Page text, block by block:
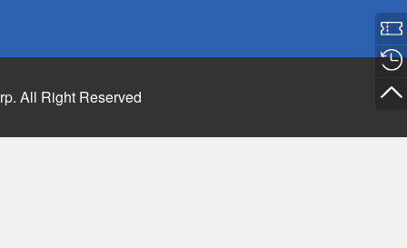
All Right Reserved